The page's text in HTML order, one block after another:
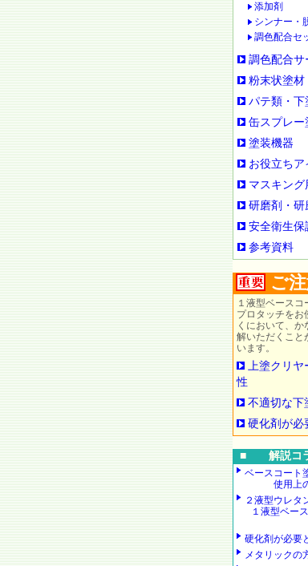
添加剤
シンナー・
調色配合セ
調色配合サ
粉末状塗材
パテ類・下
缶スプレー
塗装機器
お役立ちア
マスキング
研磨剤・研
安全衛生保
参考資料
ご
１液型ベースコ
プロタッチをお
くにおいて、か
解いただくこと
います。
上塗クリヤ
性
不適切な下
硬化剤が必
■ 解説コ
ベースコート
使用上
２液型ウレタ
１液型ベー
硬化剤が必要
メタリックの